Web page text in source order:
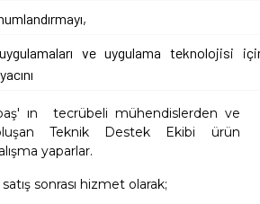
uygulamaları ve uygulama teknolojisi
ın tecrübeli mühendislerden ve
Teknik Destek Ekibi ürün
yaparlar.
sonrası hizmet olarak;